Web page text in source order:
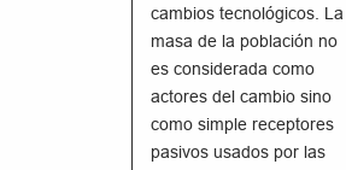
cambios tecnológicos. La
masa de la población no
es considerada como
actores del cambio sino
como simple receptores
pasivos usados por las